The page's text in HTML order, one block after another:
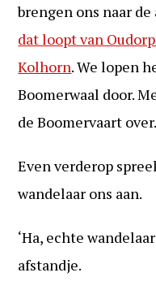
brengen ons naar
dat loopt van
Kolhorn. We lopen
Boomerwaal door.
de Boomervaart over.
Even verderop
wandelaar ons aan.
‘Ha, echte
afstandje.